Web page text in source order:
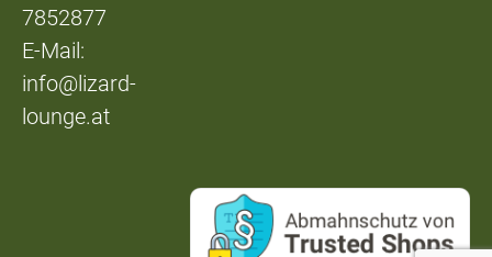
7852877
E-Mail:
info@lizard-
lounge.at